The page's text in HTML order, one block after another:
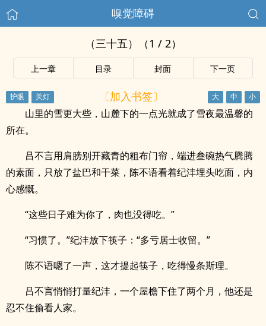
嗅觉障碍
（三十五）（1 / 2）
上一章 目录 封面 下一页
〔加入书签〕
山里的雪更大些，山麓下的一点光就成了雪夜最温馨的
所在。
吕不言用肩膀别开藏青的粗布门帘，端进叁碗热气腾腾
的素面，只放了盐巴和干菜，陈不语看着纪沣埋头吃面，内
心感慨。
“这些日子难为你了，肉也没得吃。”
“习惯了。”纪沣放下筷子：“多亏居士收留。”
陈不语嗯了一声，这才提起筷子，吃得慢条斯理。
吕不言悄悄打量纪沣，一个屋檐下住了两个月，他还是
忍不住偷看人家。